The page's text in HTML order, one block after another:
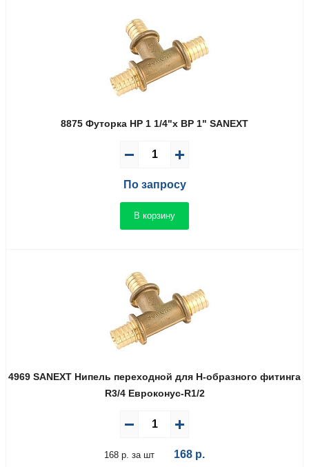
8875 Футорка НР 1 1/4"х ВР 1" SANEXT
По запросу
В корзину
4969 SANEXT Нипель переходной для Н-образного фитинга
R3/4 Евроконус-R1/2
168 р. за шт 168 р.